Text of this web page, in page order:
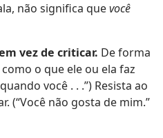
não significa quevocê
vez de criticar. De forma
o que ele ou ela faz
você . . .”) Resista ao
(“Você não gosta de mim.”